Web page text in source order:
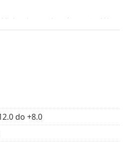
je vyrobená z materiálu
zmáčivá a mimoriadne
dlhotrvajúcu vlhkosť,
periódou výmeny
ich možno nosiť
sedem dní.
do +8.0